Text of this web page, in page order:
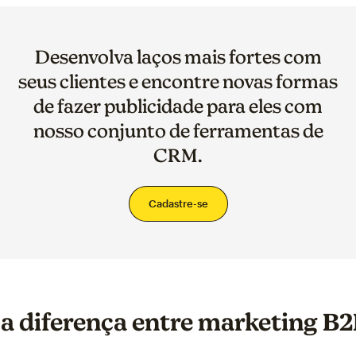
Desenvolva laços mais fortes com
seus clientes e encontre novas formas
de fazer publicidade para eles com
nosso conjunto de ferramentas de
CRM.
Cadastre-se
diferença entre marketing